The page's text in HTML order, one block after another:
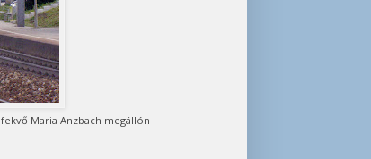
fekvő Maria Anzbach megállón